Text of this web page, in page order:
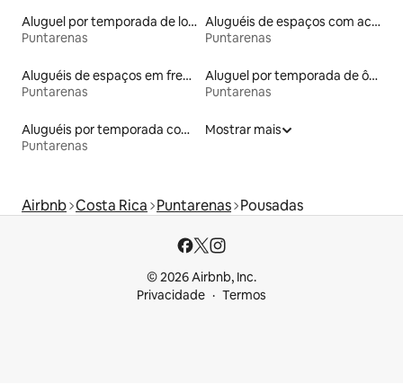
Aluguel por temporada de lofts
Puntarenas
Aluguéis de espaços com acesso direto a pistas de esqui
Puntarenas
Aluguéis de espaços em frente à praia
Puntarenas
Aluguel por temporada de ônibus
Puntarenas
Aluguéis por temporada com caiaque
Puntarenas
Mostrar mais
Airbnb Costa Rica Puntarenas Pousadas
© 2026 Airbnb, Inc.
Privacidade
Termos